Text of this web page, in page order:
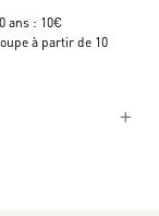
ans : 10€
à partir de 10